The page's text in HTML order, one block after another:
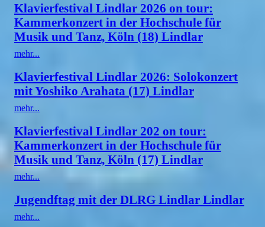
Klavierfestival Lindlar 2026 on tour:
Kammerkonzert in der Hochschule für
Musik und Tanz, Köln (18) Lindlar
mehr...
Klavierfestival Lindlar 2026: Solokonzert
mit Yoshiko Arahata (17) Lindlar
mehr...
Klavierfestival Lindlar 202 on tour:
Kammerkonzert in der Hochschule für
Musik und Tanz, Köln (17) Lindlar
mehr...
Jugendftag mit der DLRG Lindlar Lindlar
mehr...